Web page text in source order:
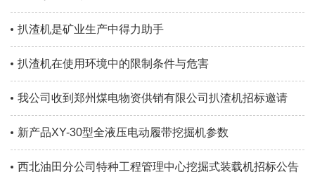
扒渣机是矿业生产中得力助手
扒渣机在使用环境中的限制条件与危害
我公司收到郑州煤电物资供销有限公司扒渣机招标邀请
新产品XY-30型全液压电动履带挖掘机参数
西北油田分公司特种工程管理中心挖掘式装载机招标公告